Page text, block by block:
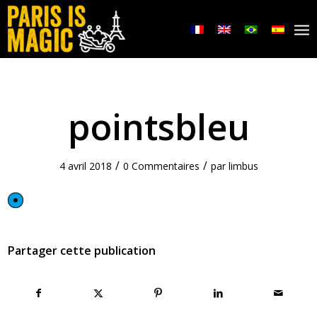
pointsbleu
4 avril 2018 / 0 Commentaires / parlimbus
Partager cette publication